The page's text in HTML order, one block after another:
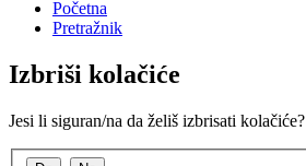
Početna
Pretražnik
Izbriši kolačiće
Jesi li siguran/na da želiš izbrisati kolačiće?